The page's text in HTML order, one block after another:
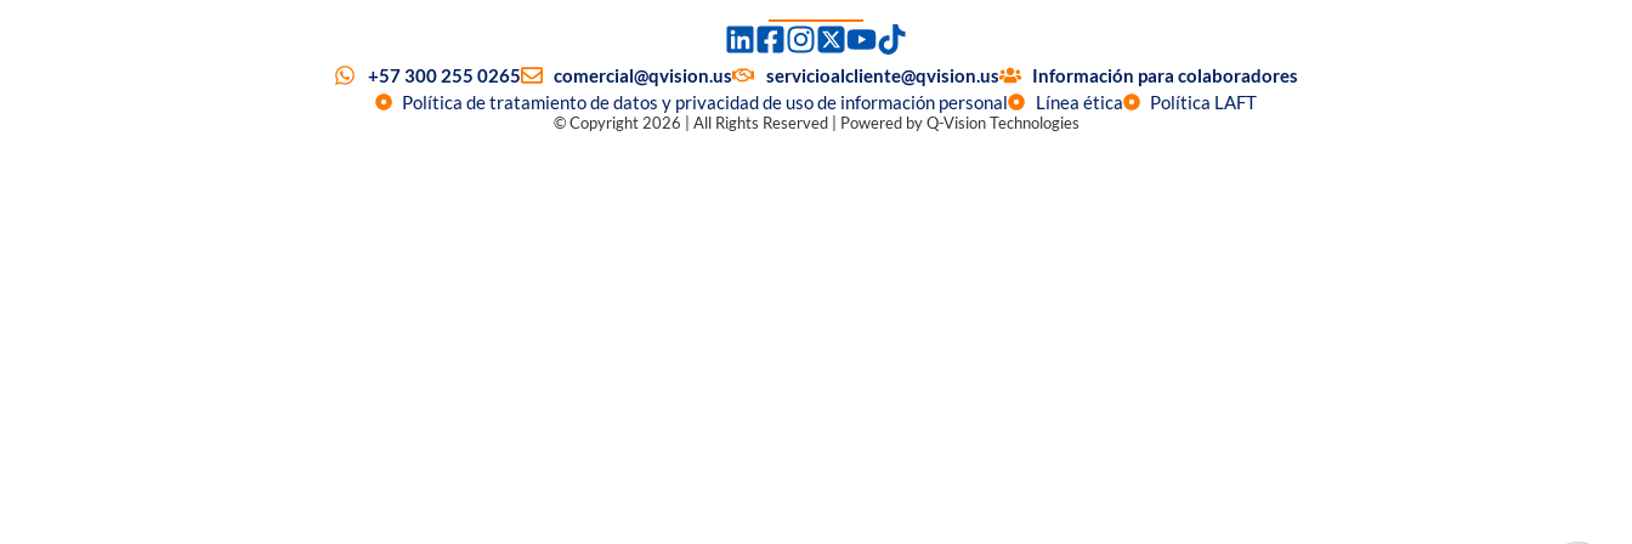
+57 300 255 0265 comercial@qvision.us servicioalcliente@qvision.us
Información para colaboradores
Política de tratamiento de datos y privacidad de uso de información personal
Línea ética Política LAFT
© Copyright 2026 | All Rights Reserved | Powered by Q-Vision Technologies